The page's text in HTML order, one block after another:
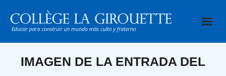
contenido
IMAGEN DE LA ENTRADA DEL